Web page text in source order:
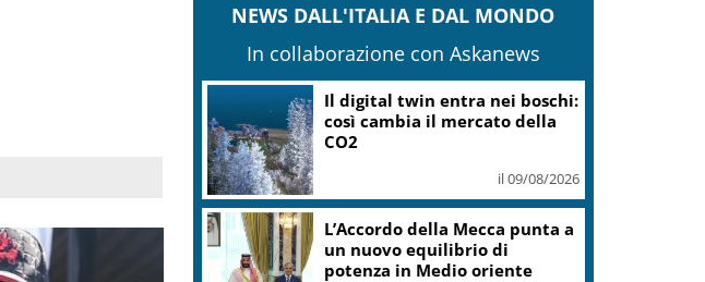
NEWS DALL'ITALIA E DAL MONDO
In collaborazione con Askanews
Il digital twin entra nei boschi:
così cambia il mercato della
CO2
il 09/08/2026
L’Accordo della Mecca punta a
un nuovo equilibrio di
potenza in Medio oriente